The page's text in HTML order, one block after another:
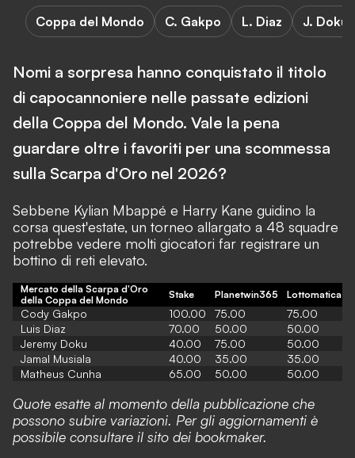
Coppa del Mondo C. Gakpo L. Diaz J. Doku
Nomi a sorpresa hanno conquistato il titolo
di capocannoniere nelle passate edizioni
della Coppa del Mondo. Vale la pena
guardare oltre i favoriti per una scommessa
sulla Scarpa d'Oro nel 2026?
Sebbene Kylian Mbappé e Harry Kane guidino la
corsa quest'estate, un torneo allargato a 48 squadre
potrebbe vedere molti giocatori far registrare un
bottino di reti elevato.
Mercato della Scarpa d'Oro
della Coppa del Mondo
Stake Planetwin365 Lottomatica
Cody Gakpo 100.00 75.00
75.00
Luis Diaz
70.00 50.00
50.00
Jeremy Doku
40.00 75.00
50.00
Jamal Musiala
40.00 35.00
35.00
Matheus Cunha
65.00 50.00 50.00
Quote esatte al momento della pubblicazione che
possono subire variazioni. Per gli aggiornamenti è
possibile consultare il sito dei bookmaker.